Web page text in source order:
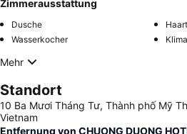
Zimmerausstattung
Dusche
Wasserkocher
Mehr
Standort
10 Ba Mươi Tháng Tư, Thành phố Mỹ
Vietnam
Entfernung von CHUONG DUONG